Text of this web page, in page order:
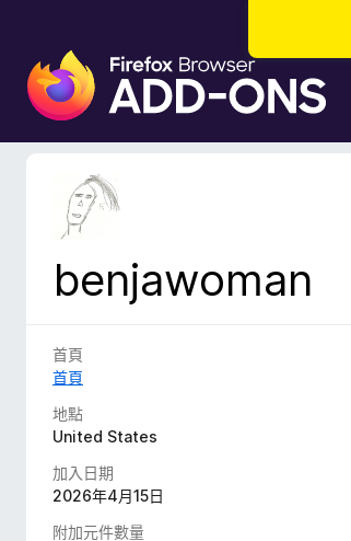
F
i
e
benjawoman
首頁
首頁
地點
United States
加入日期
2026年4月15日
附加元件數量